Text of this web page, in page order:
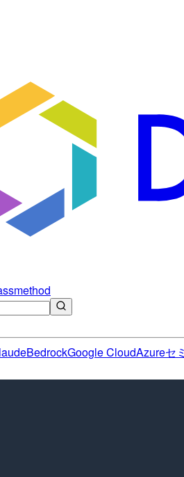
BedrockGoogle CloudAzureセ